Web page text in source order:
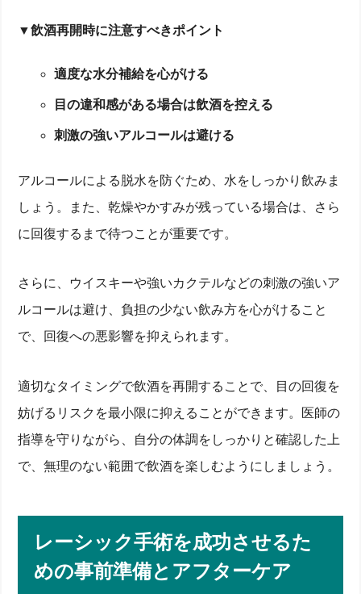
▼飲酒再開時に注意すべきポイント
適度な水分補給を心がける
目の違和感がある場合は飲酒を控える
刺激の強いアルコールは避ける
アルコールによる脱水を防ぐため、水をしっかり飲みま
しょう。また、乾燥やかすみが残っている場合は、さら
に回復するまで待つことが重要です。
さらに、ウイスキーや強いカクテルなどの刺激の強いア
ルコールは避け、負担の少ない飲み方を心がけること
で、回復への悪影響を抑えられます。
適切なタイミングで飲酒を再開することで、目の回復を
妨げるリスクを最小限に抑えることができます。医師の
指導を守りながら、自分の体調をしっかりと確認した上
で、無理のない範囲で飲酒を楽しむようにしましょう。
レーシック手術を成功させるた
めの事前準備とアフターケア